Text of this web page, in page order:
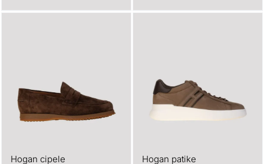
Hogan cipele Hogan patike